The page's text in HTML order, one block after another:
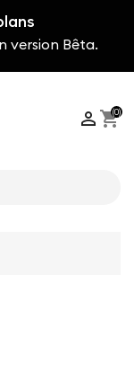
version Bêta.
 shopping_cart
(0)